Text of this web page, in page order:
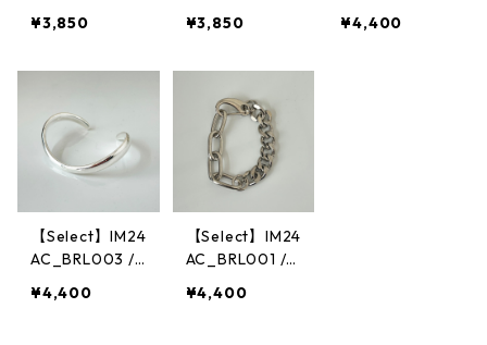
bangle（Silve
¥3,850
bangle（Silve
¥3,850
racelet（Silve
¥4,400
【Select】IM24
AC_BRL003 /
angle（Silve
¥4,400
【Select】IM24
AC_BRL001 /
elet（Silver）
¥4,400